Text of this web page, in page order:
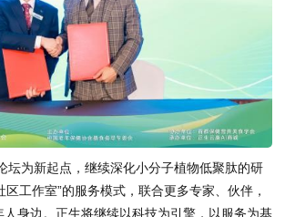
坛为新起点，继续深化小分子植物低聚肽的研
区工作室”的服务模式，联合更多专家、伙伴，
身边。正生将继续以科技为引擎，以服务为基